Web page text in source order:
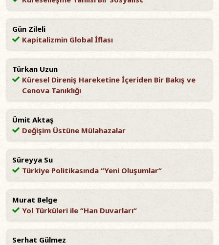
Gün Zileli
Kapitalizmin Global İflası
Türkan Uzun
Küresel Direniş Hareketine İçeriden Bir Bakış ve
Cenova Tanıklığı
Ümit Aktaş
Değişim Üstüne Mülahazalar
Süreyya Su
Türkiye Politikasında “Yeni Oluşumlar“
Murat Belge
Yol Türküleri ile “Han Duvarları“
Serhat Gülmez